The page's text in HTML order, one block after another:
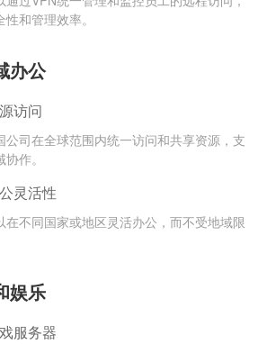
和管理效率。
办公
访问
公司在全球范围内统一访问和共享资源，支
作。
灵活性
在不同国家或地区灵活办公，而不受地域限
娱乐
服务器